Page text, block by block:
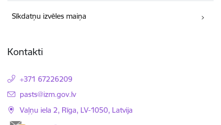
Sīkdatņu izvēles maiņa
Kontakti
+371 67226209
E-pasts:
pasts@izm.gov.lv
Vaļņu iela 2, Rīga, LV-1050, Latvija